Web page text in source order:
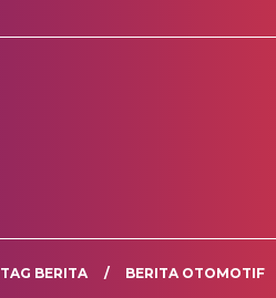
TAG BERITA BERITA OTOMOTIF